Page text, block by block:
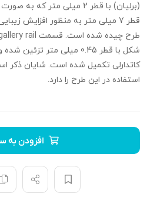
(برلیان) با قطر 2 میلی متر
قطر 7 میلی متر به منظور افزایش
شکل با قطر 0.45 میلی متر
کاتدارلی تکمیل شده است. شایان ذکر
استفاده در این طرح را دارد.
افزودن به